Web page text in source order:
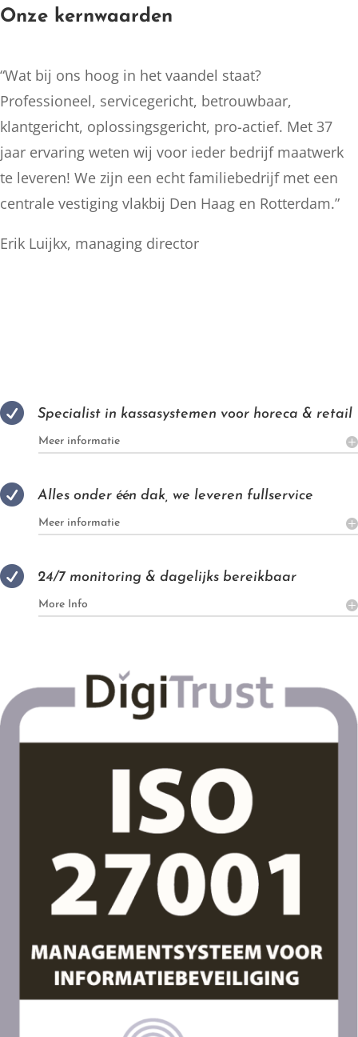
Onze kernwaarden
“Wat bij ons hoog in het vaandel staat?
Professioneel, servicegericht, betrouwbaar,
klantgericht, oplossingsgericht, pro-actief. Met 37
jaar ervaring weten wij voor ieder bedrijf maatwerk
te leveren! We zijn een echt familiebedrijf met een
centrale vestiging vlakbij Den Haag en Rotterdam.”
Erik Luijkx, managing director
 Specialist in kassasystemen voor horeca & retail
Meer informatie
 Alles onder één dak, we leveren fullservice
Meer informatie
 24/7 monitoring & dagelijks bereikbaar
More Info